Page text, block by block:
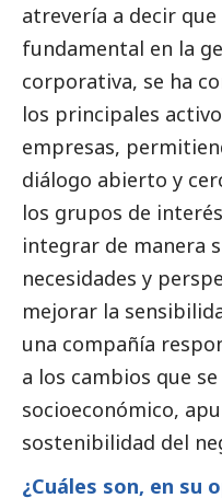
atrevería a decir que
fundamental en la
corporativa, se ha
los principales
empresas,
diálogo abierto y
los grupos de
integrar de manera
necesidades y
mejorar la
una compañía
a los cambios que
socioeconómico,
sostenibilidad del
¿Cuáles son, en su